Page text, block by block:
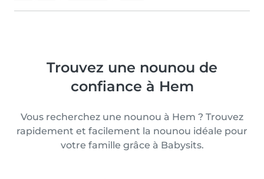
Trouvez une nounou de
confiance à Hem
Vous recherchez une nounou à Hem ? Trouvez
rapidement et facilement la nounou idéale pour
votre famille grâce à Babysits.